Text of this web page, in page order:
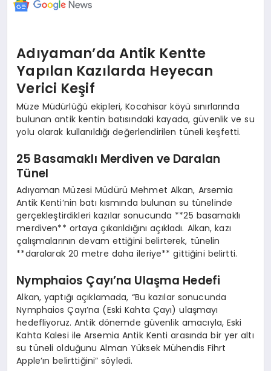
Adıyaman’da Antik Kentte
Yapılan Kazılarda Heyecan
Verici Keşif
Müze Müdürlüğü ekipleri, Kocahisar köyü sınırlarında
bulunan antik kentin batısındaki kayada, güvenlik ve su
yolu olarak kullanıldığı değerlendirilen tüneli keşfetti.
25 Basamaklı Merdiven ve Daralan
Tünel
Adıyaman Müzesi Müdürü Mehmet Alkan, Arsemia
Antik Kenti’nin batı kısmında bulunan su tünelinde
gerçekleştirdikleri kazılar sonucunda **25 basamaklı
merdiven** ortaya çıkarıldığını açıkladı. Alkan, kazı
çalışmalarının devam ettiğini belirterek, tünelin
**daralarak 20 metre daha ileriye** gittiğini belirtti.
Nymphaios Çayı’na Ulaşma Hedefi
Alkan, yaptığı açıklamada, “Bu kazılar sonucunda
Nymphaios Çayı’na (Eski Kahta Çayı) ulaşmayı
hedefliyoruz. Antik dönemde güvenlik amacıyla, Eski
Kahta Kalesi ile Arsemia Antik Kenti arasında bir yer altı
su tüneli olduğunu Alman Yüksek Mühendis Fihrt
Apple’ın belirttiğini” söyledi.